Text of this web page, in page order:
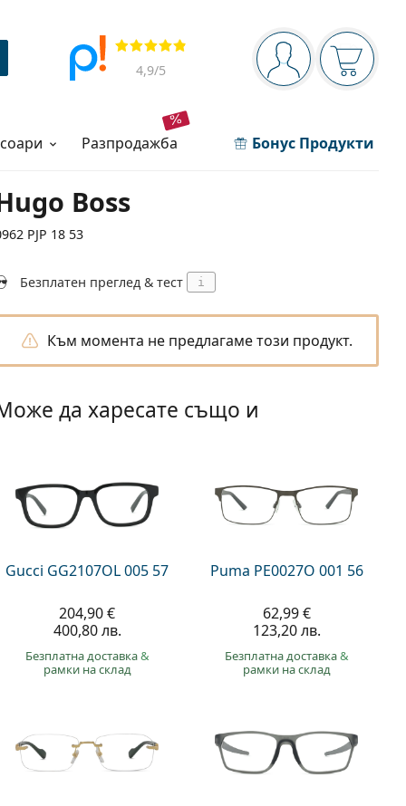
Navigation panel
Вие сте вписани
Прегледи
4,9/5
разпродажба Бонус Продукти
Boss
PJP 18 53
Безплатен преглед & тест i
Към момента не предлагаме този продукт.
да харесате също и
Gucci GG2107OL 005 57
204,90 €
400,80 лв.
Безплатна доставка&
рамки на склад
Puma PE0027O 001 56
62,99 €
123,20 лв.
Безплатна доставка&
рамки на склад